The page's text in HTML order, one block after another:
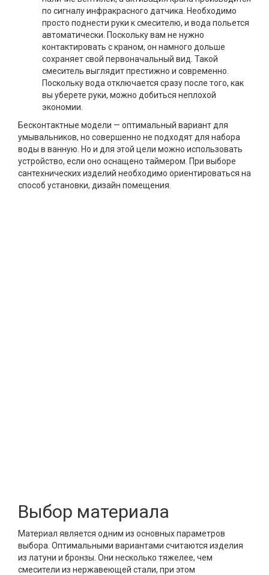
по сигналу инфракрасного датчика. Необходимо
просто поднести руки к смесителю, и вода польется
автоматически. Поскольку вам не нужно
контактировать с краном, он намного дольше
сохраняет свой первоначальный вид. Такой
смеситель выглядит престижно и современно.
Поскольку вода отключается сразу после того, как
вы уберете руки, можно добиться неплохой
экономии.
Бесконтактные модели — оптимальный вариант для
умывальников, но совершенно не подходят для набора
воды в ванную. Но и для этой цели можно использовать
устройство, если оно оснащено таймером. При выборе
сантехнических изделий необходимо ориентироваться на
способ установки, дизайн помещения.
Выбор материала
Материал является одним из основных параметров
выбора. Оптимальными вариантами считаются изделия
из латуни и бронзы. Они несколько тяжелее, чем
смесители из нержавеющей стали, при этом